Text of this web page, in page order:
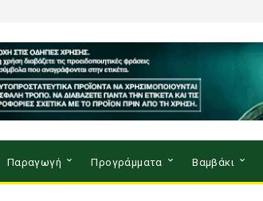
Παραγωγή Προγράμματα Βαμβάκι